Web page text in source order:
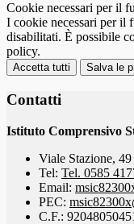
Cookie necessari per il
I cookie necessari per il
disabilitati. È possibile
policy.
Accetta tutti Salva le
Contatti
Istituto Comprensivo
Viale Stazione,
Tel: Tel. 0585
Email:
PEC:
C.F.: